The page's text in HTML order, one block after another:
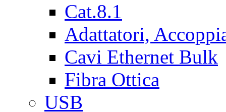
Cat.8.1
Adattatori,
Cavi Ethernet Bulk
Fibra Ottica
USB